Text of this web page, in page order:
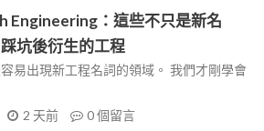
Engineering：這些不只是新名
坑後衍生的工程
易出現新工程名詞的領域。 我們才剛學會
2 天前 0個留言